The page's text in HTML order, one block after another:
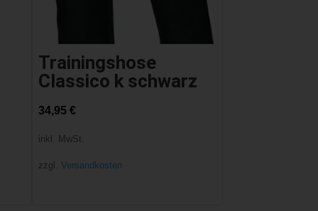
Trainingshose
Classico k schwarz
34,95 €
inkl. MwSt.
zzgl. Versandkosten